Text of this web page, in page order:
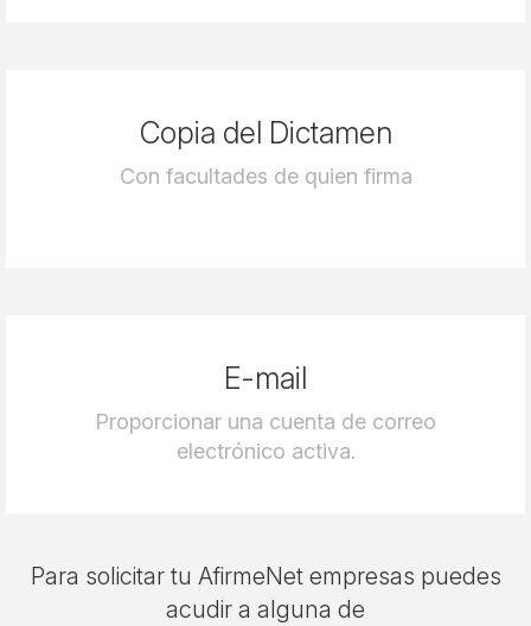
Copia del Dictamen
Con facultades de quien firma
E-mail
Proporcionar una cuenta de correo
electrónico activa.
Para solicitar tu AfirmeNet empresas puedes
acudir a alguna de